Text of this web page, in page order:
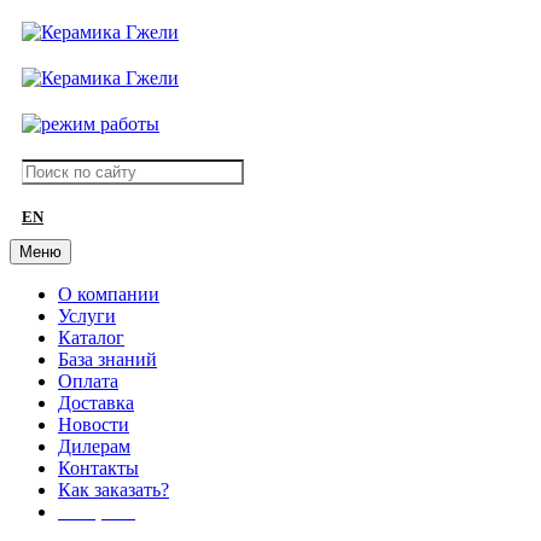
EN
Меню
О компании
Услуги
Каталог
База знаний
Оплата
Доставка
Новости
Дилерам
Контакты
Как заказать?